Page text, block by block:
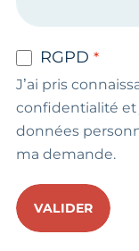
RGPD
J’ai pris
confidentialité et
données
ma demande.
VALIDER